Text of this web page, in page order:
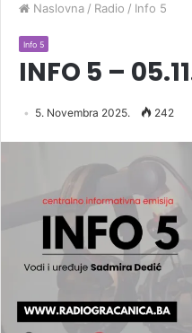
Naslovna / Radio / Info 5
Info 5
INFO 5 –
5. Novembra 2025. 242